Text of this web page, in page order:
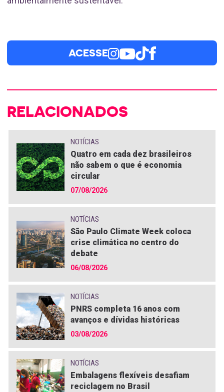
ACESSE
RELACIONADOS
NOTÍCIAS
Quatro em cada dez brasileiros
não sabem o que é economia
circular
07/08/2026
NOTÍCIAS
São Paulo Climate Week coloca
crise climática no centro do
debate
06/08/2026
NOTÍCIAS
PNRS completa 16 anos com
avanços e dívidas históricas
03/08/2026
NOTÍCIAS
Embalagens flexíveis desafiam
reciclagem no Brasil